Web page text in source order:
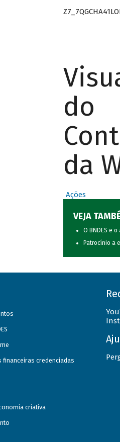
do
da
Ações
VEJA
O BNDES e
Patrocínio a
financeiras credenciadas
criativa